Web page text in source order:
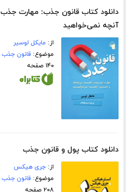
دانلود کتاب قانون جذب: مهارت
آنچه نمی‌خواهید
از: مایکل لوسیر
موضوع:قانون جذب
۱۴۰ صفحه
دانلود کتاب پول و قانون جذب
از:جری هیکس
موضوع:قانون جذب
۲۰۸ صفحه